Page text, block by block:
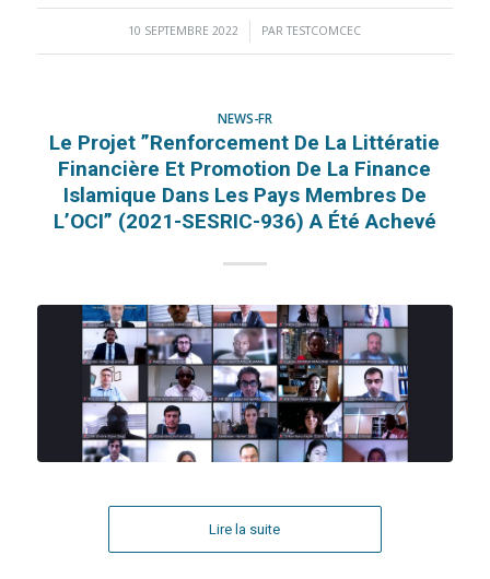
10 SEPTEMBRE 2022
/ PARTESTCOMCEC
NEWS-FR
Le Projet ”Renforcement De La Littératie
Financière Et Promotion De La Finance
Islamique Dans Les Pays Membres De
L’OCI” (2021-SESRIC-936) A Été Achevé
Lire la suite